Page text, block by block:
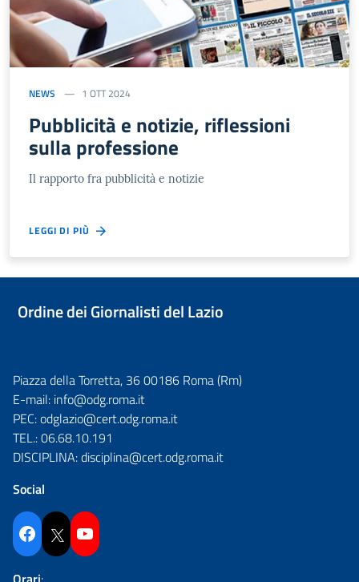
NEWS 1 OTT 2024
Pubblicità e notizie, riflessioni
sulla professione
Il rapporto fra pubblicità e notizie
LEGGI DI PIÙ
Ordine dei Giornalisti del Lazio
Piazza della Torretta, 36 00186 Roma (Rm)
E-mail: info@odg.roma.it
PEC:odglazio@cert.odg.roma.it
TEL.:06.68.10.191
DISCIPLINA:disciplina@cert.odg.roma.it
Social
Facebook Twitter YouTube